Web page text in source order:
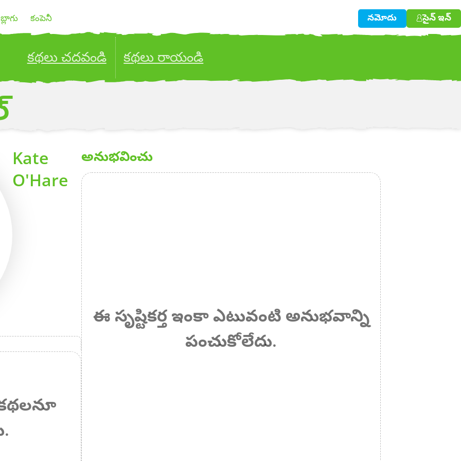
బ్లాగు కంపెనీ నమోదు సైన్ ఇన్
కథలు చదవండి కథలు రాయండి
your stories to a global audience.
Kate
O'Hare
అనుభవించు
ఈ సృష్టికర్త ఇంకా ఎటువంటి అనుభవాన్ని
పంచుకోలేదు.